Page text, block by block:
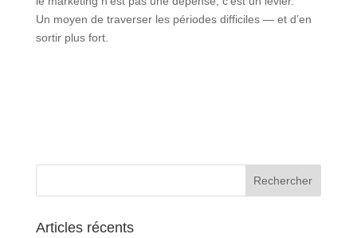
Un moyen de traverser les périodes difficiles — et d’en
sortir plus fort.
Articles récents